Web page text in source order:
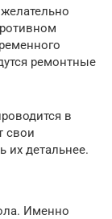
ремонтные
в
свои
их детальнее.
Именно